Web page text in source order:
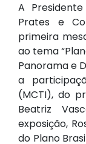
A
Prates e
primeira
ao tema
Panorama e
a
(MCTI), do
Beatriz
exposição,
do Plano